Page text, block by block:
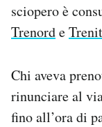
sciopero è
Trenorde
Chi aveva
rinunciare al
fino all’ora di